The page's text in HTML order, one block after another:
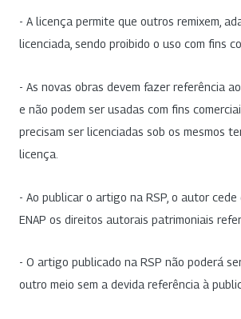
- A licença permite que outros remixem,
licenciada, sendo proibido o uso com fins
- As novas obras devem fazer referência
e não podem ser usadas com fins
precisam ser licenciadas sob os mesmos
licença.
- Ao publicar o artigo na RSP, o autor
ENAP os direitos autorais patrimoniais
- O artigo publicado na RSP não poderá
outro meio sem a devida referência à